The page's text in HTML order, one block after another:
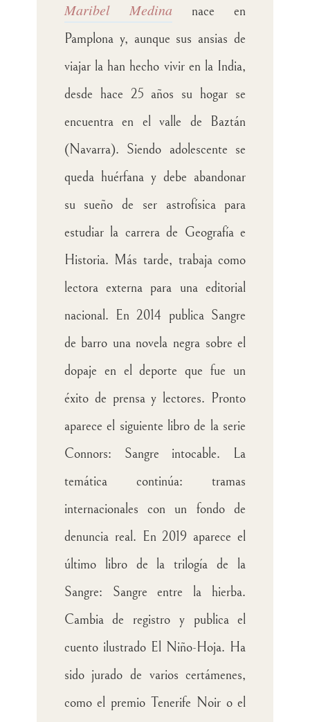
Maribel Medina nace en
Pamplona y, aunque sus ansias de
viajar la han hecho vivir en la India,
desde hace 25 años su hogar se
encuentra en el valle de Baztán
(Navarra). Siendo adolescente se
queda huérfana y debe abandonar
su sueño de ser astrofísica para
estudiar la carrera de Geografía e
Historia. Más tarde, trabaja como
lectora externa para una editorial
nacional. En 2014 publica Sangre
de barro una novela negra sobre el
dopaje en el deporte que fue un
éxito de prensa y lectores. Pronto
aparece el siguiente libro de la serie
Connors: Sangre intocable. La
temática continúa: tramas
internacionales con un fondo de
denuncia real. En 2019 aparece el
último libro de la trilogía de la
Sangre: Sangre entre la hierba.
Cambia de registro y publica el
cuento ilustrado El Niño-Hoja. Ha
sido jurado de varios certámenes,
como el premio Tenerife Noir o el